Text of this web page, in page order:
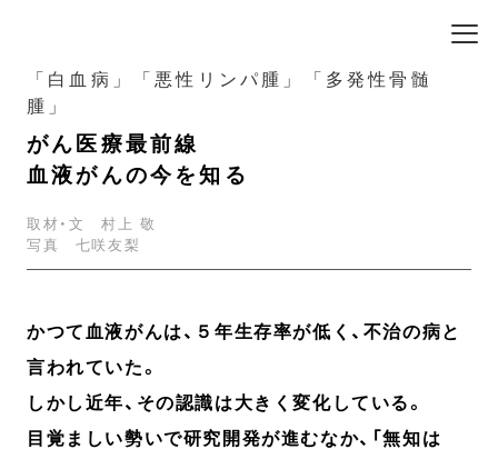
「白血病」「悪性リンパ腫」「多発性骨髄
腫」
がん医療最前線
血液がんの今を知る
取材・文 村上 敬
写真 七咲友梨
かつて血液がんは、５年生存率が低く、不治の病と
言われていた。
しかし近年、その認識は大きく変化している。
目覚ましい勢いで研究開発が進むなか、「無知は